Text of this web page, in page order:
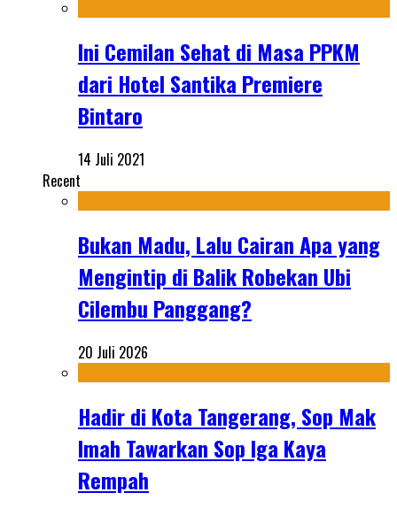
Ini Cemilan Sehat di Masa PPKM
dari Hotel Santika Premiere
Bintaro
14 Juli 2021
Recent
Bukan Madu, Lalu Cairan Apa yang
Mengintip di Balik Robekan Ubi
Cilembu Panggang?
20 Juli 2026
Hadir di Kota Tangerang, Sop Mak
Imah Tawarkan Sop Iga Kaya
Rempah